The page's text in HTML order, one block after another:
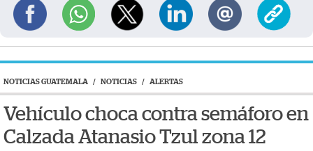
NOTICIAS GUATEMALA / NOTICIAS / ALERTAS
Vehículo choca contra semáforo en
Calzada Atanasio Tzul zona 12